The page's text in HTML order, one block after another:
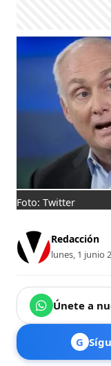
Foto: Twitter
Redacción
lunes, 1 junio
Únete a
G